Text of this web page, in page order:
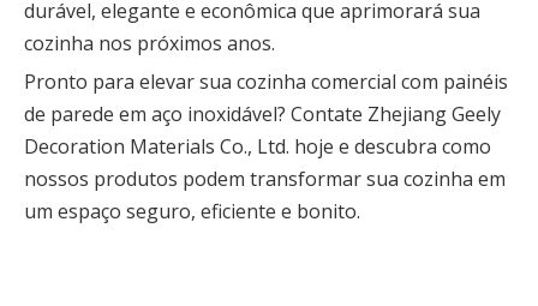
durável, elegante e econômica que aprimorará sua
cozinha nos próximos anos.
Pronto para elevar sua cozinha comercial com painéis
de parede em aço inoxidável? Contate Zhejiang Geely
Decoration Materials Co., Ltd. hoje e descubra como
nossos produtos podem transformar sua cozinha em
um espaço seguro, eficiente e bonito.